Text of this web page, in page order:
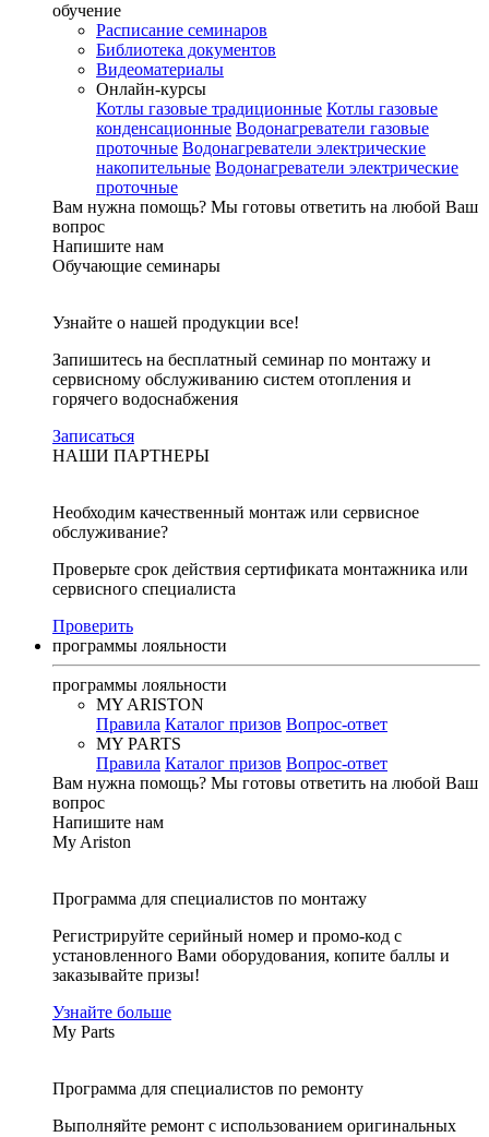
обучение
Расписание семинаров
Библиотека документов
Видеоматериалы
Онлайн-курсы
Котлы газовые традиционные Котлы газовые
конденсационные Водонагреватели газовые
проточные Водонагреватели электрические
накопительные Водонагреватели электрические
проточные
Вам нужна помощь? Мы готовы ответить на любой Ваш
вопрос
Напишите нам
Обучающие семинары
Узнайте о нашей продукции все!
Запишитесь на бесплатный семинар по монтажу и
сервисному обслуживанию систем отопления и
горячего водоснабжения
Записаться
НАШИ ПАРТНЕРЫ
Необходим качественный монтаж или сервисное
обслуживание?
Проверьте срок действия сертификата монтажника или
сервисного специалиста
Проверить
программы лояльности
программы лояльности
MY ARISTON
Правила Каталог призов Вопрос-ответ
MY PARTS
Правила Каталог призов Вопрос-ответ
Вам нужна помощь? Мы готовы ответить на любой Ваш
вопрос
Напишите нам
My Ariston
Программа для специалистов по монтажу
Регистрируйте серийный номер и промо-код с
установленного Вами оборудования, копите баллы и
заказывайте призы!
Узнайте больше
My Parts
Программа для специалистов по ремонту
Выполняйте ремонт с использованием оригинальных